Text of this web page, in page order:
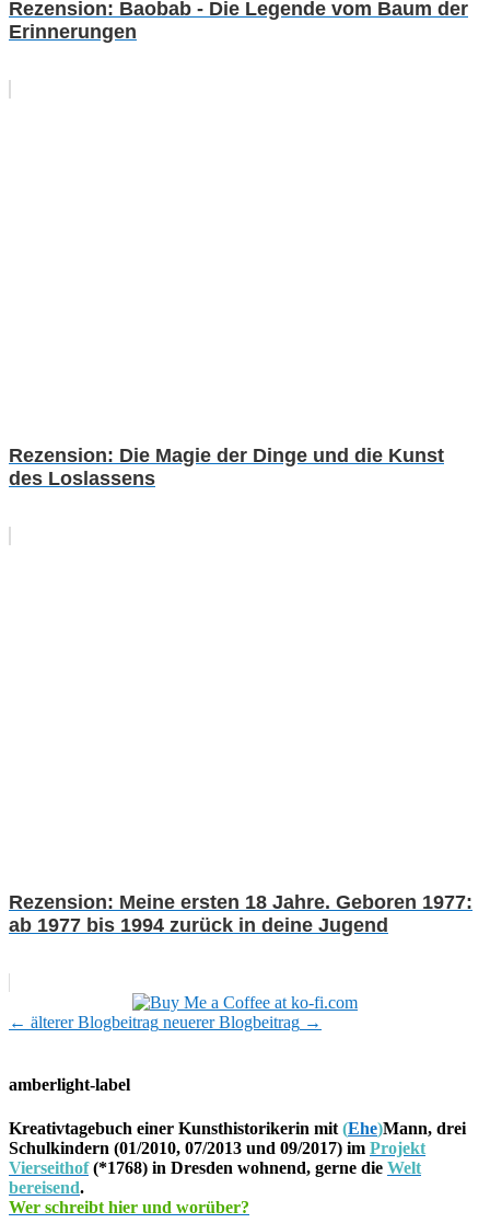
Rezension: Baobab - Die Legende vom Baum der
Erinnerungen
Rezension: Die Magie der Dinge und die Kunst
des Loslassens
Rezension: Meine ersten 18 Jahre. Geboren 1977:
ab 1977 bis 1994 zurück in deine Jugend
← älterer Blogbeitrag neuerer Blogbeitrag →
amberlight-label
Kreativtagebuch einer Kunsthistorikerin mit (Ehe)Mann, drei
Schulkindern (01/2010, 07/2013 und 09/2017) im Projekt
Vierseithof(*1768) in Dresden wohnend, gerne die Welt
bereisend.
Wer schreibt hier und worüber?